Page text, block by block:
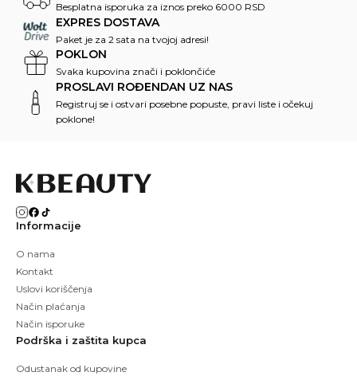
Besplatna isporuka za iznos preko 6000 RSD
EXPRES DOSTAVA
Paket je za 2 sata na tvojoj adresi!
POKLON
Svaka kupovina znači i poklončiće
PROSLAVI ROĐENDAN UZ NAS
Registruj se i ostvari posebne popuste, pravi liste i očekuj
poklone!
Informacije
O nama
Kontakt
Uslovi koriščenja
Način plaćanja
Način isporuke
Podrška i zaštita kupca
Odustanak od kupovine